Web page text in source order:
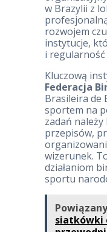
w Brazylii z
rozwojem
instytucje,
i
Kluczową
Federacja
Brasileira de
sportem na
zadań
przepisów,
wizerunek.
działaniom
sportu
siatkówki